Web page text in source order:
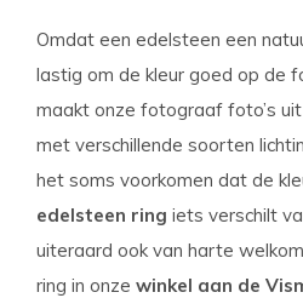
Omdat een edelsteen een
lastig om de kleur goed op de
maakt onze fotograaf foto’s
met verschillende soorten
het soms voorkomen dat de
edelsteen ring iets verschilt
uiteraard ook van harte
ring in onze winkel aan de